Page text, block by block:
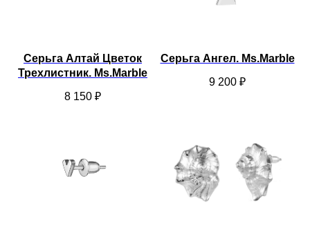
Серьга Алтай Цветок
Трехлистник. Ms.Marble
8 150 ₽
Серьга Ангел. Ms.Marble
9 200 ₽